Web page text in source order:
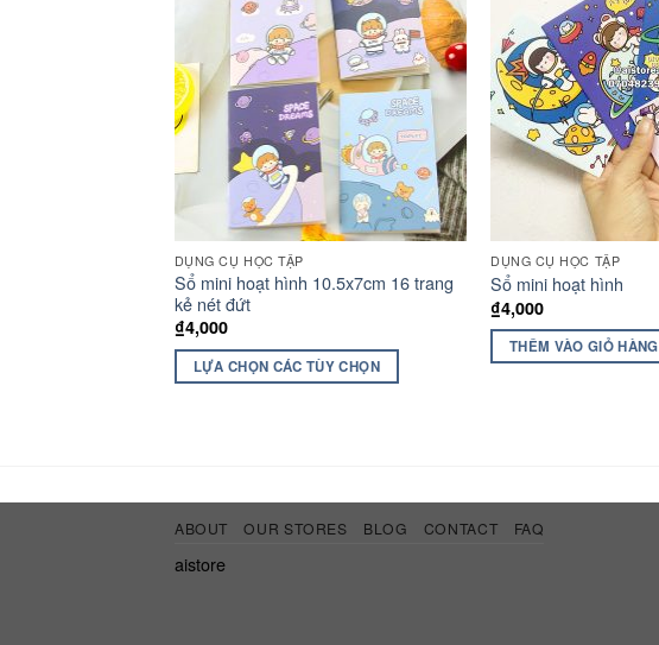
Add to
wishlist
DỤNG CỤ HỌC TẬP
Sổ mini hoạt hình 10.5x7cm 16 trang
kẻ nét đứt
₫4,000
LỰA CHỌN CÁC TÙY CHỌN
DỤNG CỤ HỌC TẬP
Sổ mini hoạt hình
₫4,000
THÊM VÀO GIỎ HÀNG
ABOUT OUR STORES BLOG CONTACT FAQ
aistore